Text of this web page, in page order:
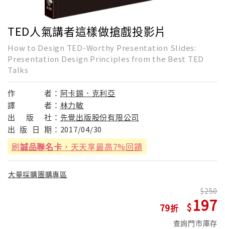
TED人氣講者這樣做搶戲投影片
How to Design TED-Worthy Presentation Slides:
Presentation Design Principles from the Best TED
Talks
作 者： 阿卡錫．克利亞
譯
者： 林力敏
出
版 社： 先覺出版股份有限公司
出 版 日 期： 2017/04/30
刷誠品聯名卡 ，天天享最高7%回饋
大量採購團購專區
79
250
197
查詢門市庫存